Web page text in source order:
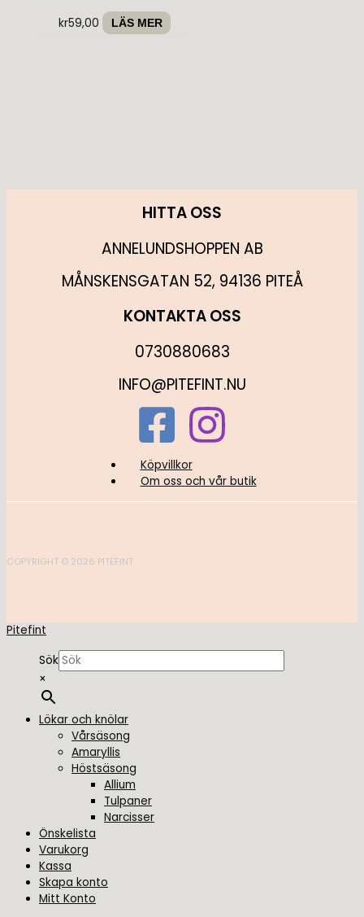
kr59,00 LÄS MER
HITTA OSS
ANNELUNDSHOPPEN AB
MÅNSKENSGATAN 52, 94136 PITEÅ
KONTAKTA OSS
0730880683
INFO@PITEFINT.NU
Köpvillkor
Om oss och vår butik
COPYRIGHT © 2026 PITEFINT
Pitefint
Sök
×
Lökar och knölar
Vårsäsong
Amaryllis
Höstsäsong
Allium
Tulpaner
Narcisser
Önskelista
Varukorg
Kassa
Skapa konto
Mitt Konto